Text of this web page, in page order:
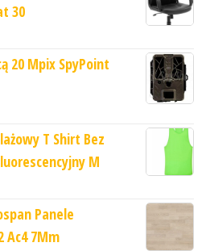
30
20 Mpix SpyPoint
T Shirt Bez
M
Panele
Ac4 7Mm